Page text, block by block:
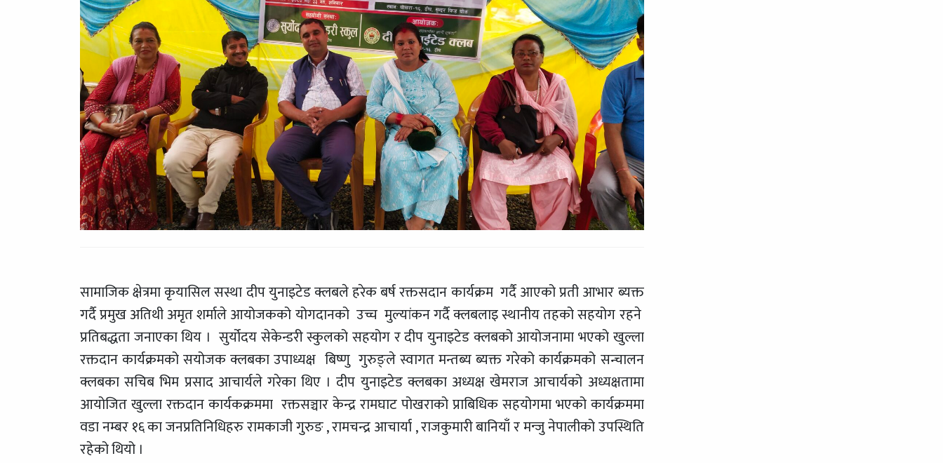
सामाजिक क्षेत्रमा कृयासिल सस्था दीप युनाइटेड क्लबले हरेक बर्ष रक्तसदान कार्यक्रम गर्दै आएको प्रती आभार ब्यक्त
गर्दै प्रमुख अतिथी अमृत शर्माले आयोजकको योगदानको उच्च मुल्यांकन गर्दै क्लबलाइ स्थानीय तहको सहयोग रहने
प्रतिबद्धता जनाएका थिय । सुर्योदय सेकेन्डरी स्कुलको सहयोग र दीप युनाइटेड क्लबको आयोजनामा भएको खुल्ला
रक्तदान कार्यक्रमको सयोजक क्लबका उपाध्यक्ष बिष्णु गुरुङ्ले स्वागत मन्तब्य ब्यक्त गरेको कार्यक्रमको सन्चालन
क्लबका सचिब भिम प्रसाद आचार्यले गरेका थिए । दीप युनाइटेड क्लबका अध्यक्ष खेमराज आचार्यको अध्यक्षतामा
आयोजित खुल्ला रक्तदान कार्यकक्रममा रक्तसञ्चार केन्द्र रामघाट पोखराको प्राबिधिक सहयोगमा भएको कार्यक्रममा
वडा नम्बर १६ का जनप्रतिनिधिहरु रामकाजी गुरुङ , रामचन्द्र आचार्या , राजकुमारी बानियाँ र मन्जु नेपालीको उपस्थिति
रहेको थियो ।